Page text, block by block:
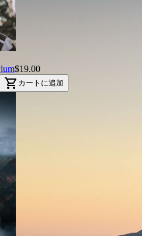
$19.00
shopping_cart カートに追加